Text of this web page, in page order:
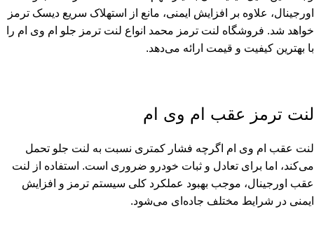
اورجینال، علاوه بر افزایش ایمنی، مانع از استهلاک سریع دیسک ترمز
خواهد شد. فروشگاه لنت ترمز محمد انواع لنت ترمز جلو ام وی ام را
با بهترین کیفیت و قیمت ارائه می‌دهد.
لنت ترمز عقب ام وی ام
لنت عقب ام وی ام اگرچه فشار کمتری نسبت به لنت جلو تحمل
می‌کند، اما برای تعادل و ثبات خودرو ضروری است. استفاده از لنت
عقب اورجینال، موجب بهبود عملکرد کلی سیستم ترمز و افزایش
ایمنی در شرایط مختلف جاده‌ای می‌شود.